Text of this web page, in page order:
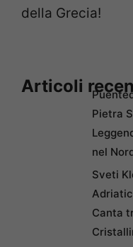
della Grecia!
Articoli
Pietra
nel
Sveti
Canta